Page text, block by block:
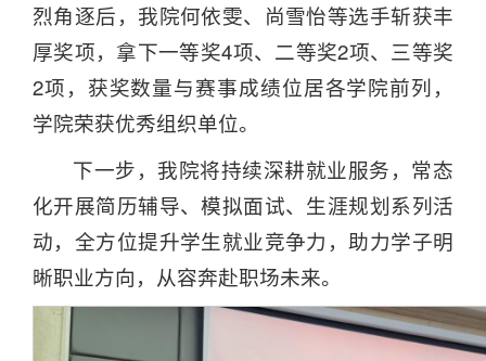
烈角逐后，我院何依雯、尚雪怡等选手斩获丰
厚奖项，拿下一等奖4项、二等奖2项、三等奖
2项，获奖数量与赛事成绩位居各学院前列，
学院荣获优秀组织单位。
下一步，我院将持续深耕就业服务，常态
化开展简历辅导、模拟面试、生涯规划系列活
动，全方位提升学生就业竞争力，助力学子明
晰职业方向，从容奔赴职场未来。